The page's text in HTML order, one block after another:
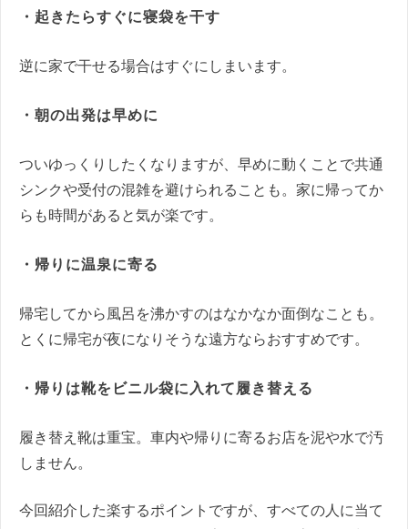
・起きたらすぐに寝袋を干す
逆に家で干せる場合はすぐにしまいます。
・朝の出発は早めに
ついゆっくりしたくなりますが、早めに動くことで共通
シンクや受付の混雑を避けられることも。家に帰ってか
らも時間があると気が楽です。
・帰りに温泉に寄る
帰宅してから風呂を沸かすのはなかなか面倒なことも。
とくに帰宅が夜になりそうな遠方ならおすすめです。
・帰りは靴をビニル袋に入れて履き替える
履き替え靴は重宝。車内や帰りに寄るお店を泥や水で汚
しません。
今回紹介した楽するポイントですが、すべての人に当て